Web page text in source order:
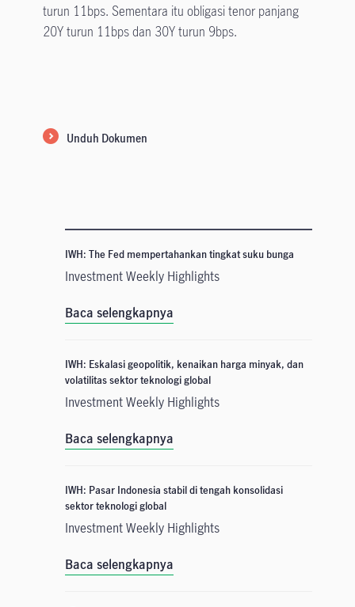
turun 11bps. Sementara itu obligasi tenor panjang
20Y turun 11bps dan 30Y turun 9bps.
Unduh Dokumen
IWH: The Fed mempertahankan tingkat suku bunga
Investment Weekly Highlights
Baca selengkapnya
IWH: Eskalasi geopolitik, kenaikan harga minyak, dan
volatilitas sektor teknologi global
Investment Weekly Highlights
Baca selengkapnya
IWH: Pasar Indonesia stabil di tengah konsolidasi
sektor teknologi global
Investment Weekly Highlights
Baca selengkapnya